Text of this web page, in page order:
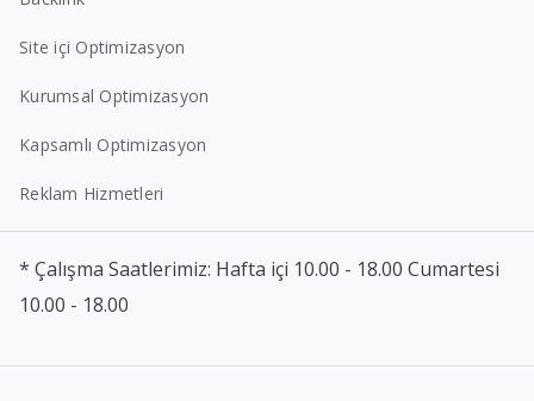
Site içi Optimizasyon
Kurumsal Optimizasyon
Kapsamlı Optimizasyon
Reklam Hizmetleri
* Çalışma Saatlerimiz: Hafta içi 10.00 - 18.00 Cumartesi
10.00 - 18.00